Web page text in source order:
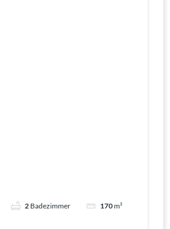
2 Badezimmer 170m²